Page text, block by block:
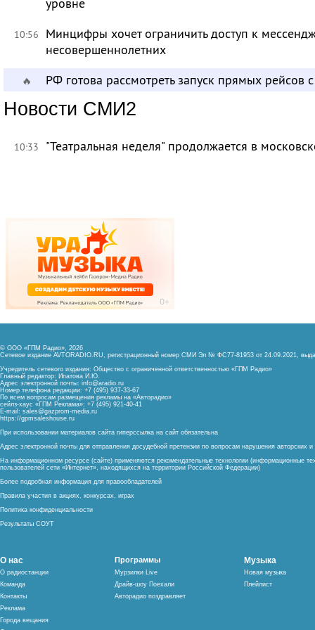
уровне
10:56
Минцифры хочет ограничить доступ к
несовершеннолетних
🔥 РФ готова рассмотреть запуск прямых рейсов
Новости СМИ2
10:33 "Театральная неделя" продолжается в
© ООО «ГПМ Радио», 2026
Сетевое издание AVTORADIO.RU, регистрационный номер СМИ Эл № ФС77-81953 от 24.09.2021,
Учредитель сетевого издания: Общество с ограниченной ответственностью «ГПМ Радио»
Главный редактор: Ипатова И.Ю.
Адрес электронной почты: info@aradio.ru
Номер телефона редакции: +7 (495) 937-33-67
По всем вопросам размещения рекламы на «Авторадио»
сейлз-хаус «ГПМ Реклама»: +7 (495) 921-40-41
E-mail: sales@gazprom-media.ru
https://gpmsaleshouse.ru
При использовании материалов сайта гиперссылка на сайт обязательна
Адрес электронной почты для отправления досудебной претензии по вопросам нарушения авторских
На информационном ресурсе (сайте) применяются рекомендательные технологии (информационные
пользователей сети «Интернет», находящихся на территории Российской Федерации)
Более подробная информация для правообладателей
Правила участия в акциях, конкурсах, играх
Политика конфиденциальности
Результаты СОУТ
О нас
О радиостанции
Команда
Контакты
Реклама
Города вещания
Программы
Мурзилки Live
Драйв-шоу Поехали
Авторадио поздравляет
Музыка
Новая музыка
Плейлист